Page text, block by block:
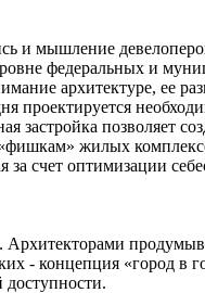
и мышление
федеральных и
архитектуре, ее
застройка позволяет
жилых
счет оптимизации
Архитекторами
- концепция «город
доступности.